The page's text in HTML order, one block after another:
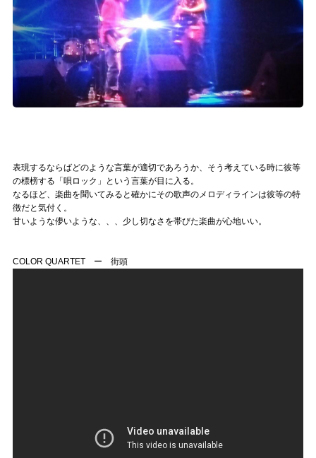
表現するならばどのような言葉が適切であろうか、そう考えている時に彼等
の標榜する「唄ロック」という言葉が目に入る。
なるほど、楽曲を聞いてみると確かにその歌声のメロディラインは彼等の特
徴だと気付く。
甘いような儚いような、、、少し切なさを帯びた楽曲が心地いい。
COLOR QUARTET ー 街頭